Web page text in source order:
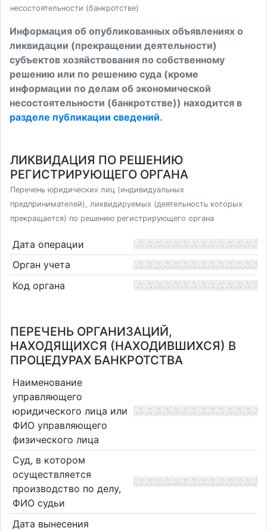
несостоятельности (банкротстве)
Информация об опубликованных объявлениях о
ликвидации (прекращении деятельности)
субъектов хозяйствования по собственному
решению или по решению суда (кроме
информации по делам об экономической
несостоятельности (банкротстве)) находится в
разделе публикации сведений.
ЛИКВИДАЦИЯ ПО РЕШЕНИЮ
РЕГИСТРИРУЮЩЕГО ОРГАНА
Перечень юридических лиц (индивидуальных
предпринимателей), ликвидируемых (деятельность которых
прекращается) по решению регистрирующего органа
Дата операции
Орган учета
Код органа
ПЕРЕЧЕНЬ ОРГАНИЗАЦИЙ,
НАХОДЯЩИХСЯ (НАХОДИВШИХСЯ) В
ПРОЦЕДУРАХ БАНКРОТСТВА
Наименование
управляющего
юридического лица или
ФИО управляющего
физического лица
Суд, в котором
осуществляется
производство по делу,
ФИО судьи
Дата вынесения